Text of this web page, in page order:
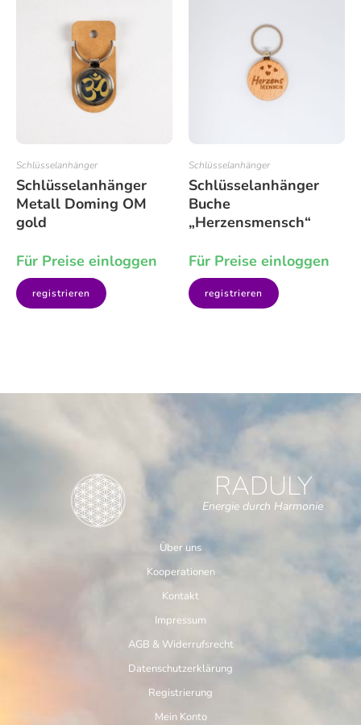
Schlüsselanhänger
Schlüsselanhänger
Metall Doming OM
gold
Für Preise einloggen
registrieren
Schlüsselanhänger
Schlüsselanhänger
Buche
„Herzensmensch“
Für Preise einloggen
registrieren
RADULY
Energie durch Harmonie
Über uns
Kooperationen
Kontakt
Impressum
AGB & Widerrufsrecht
Datenschutzerklärung
Registrierung
Mein Konto